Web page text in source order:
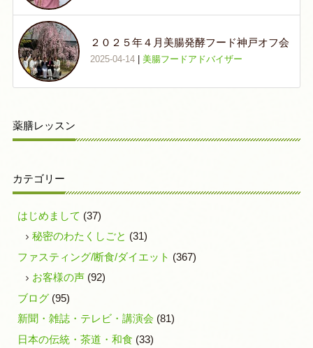
２０２５年４月美腸発酵フード神戸オフ会
2025-04-14| 美腸フードアドバイザー
薬膳レッスン
カテゴリー
はじめまして (37)
秘密のわたくしごと (31)
ファスティング/断食/ダイエット (367)
お客様の声 (92)
ブログ(95)
新聞・雑誌・テレビ・講演会 (81)
日本の伝統・茶道・和食 (33)